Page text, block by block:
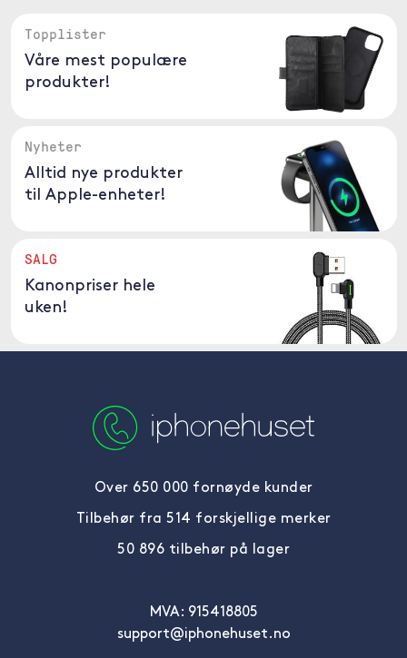
Topplister
Våre mest populære
produkter!
Nyheter
Alltid nye produkter
til Apple-enheter!
SALG
Kanonpriser hele
uken!
Over 650 000 fornøyde kunder
Tilbehør fra 514 forskjellige merker
50 896 tilbehør på lager
MVA: 915418805
support@iphonehuset.no